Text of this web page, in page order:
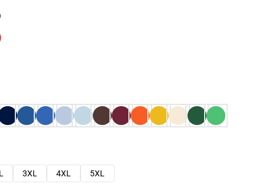
3XL 4XL
5XL